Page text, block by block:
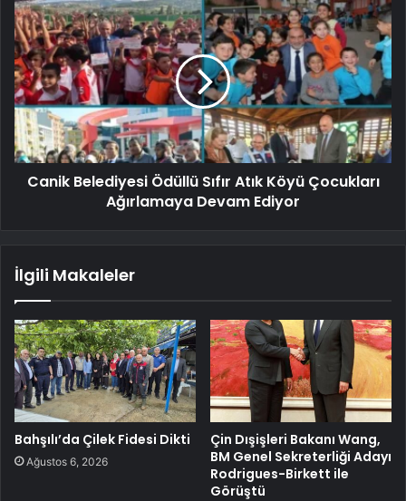
Canik Belediyesi Ödüllü Sıfır Atık Köyü Çocukları
Ağırlamaya Devam Ediyor
İlgili Makaleler
Bahşılı’da Çilek Fidesi Dikti
Ağustos 6, 2026
Çin Dışişleri Bakanı Wang,
BM Genel Sekreterliği Adayı
Rodrigues-Birkett ile
Görüştü